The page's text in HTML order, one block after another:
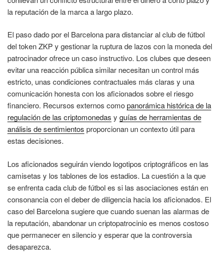
la reputación de la marca a largo plazo.
El paso dado por el Barcelona para distanciar al club de fútbol
del token ZKP y gestionar la ruptura de lazos con la moneda del
patrocinador ofrece un caso instructivo. Los clubes que deseen
evitar una reacción pública similar necesitan un control más
estricto, unas condiciones contractuales más claras y una
comunicación honesta con los aficionados sobre el riesgo
financiero. Recursos externos comopanorámica histórica de la
regulación de las criptomonedas y guías de herramientas de
análisis de sentimientos proporcionan un contexto útil para
estas decisiones.
Los aficionados seguirán viendo logotipos criptográficos en las
camisetas y los tablones de los estadios. La cuestión a la que
se enfrenta cada club de fútbol es si las asociaciones están en
consonancia con el deber de diligencia hacia los aficionados. El
caso del Barcelona sugiere que cuando suenan las alarmas de
la reputación, abandonar un criptopatrocinio es menos costoso
que permanecer en silencio y esperar que la controversia
desaparezca.